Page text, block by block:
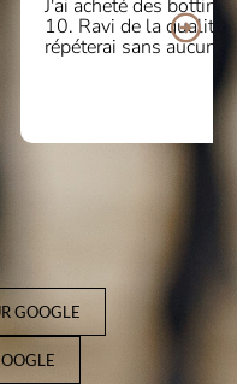
et le service était de
du produit. Je
beaucoup
GOOGLE